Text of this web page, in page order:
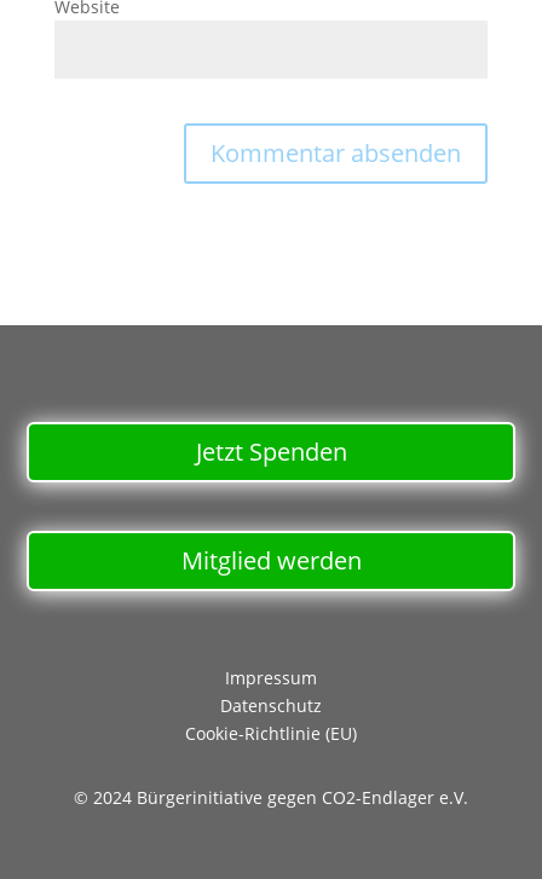
Website
Jetzt Spenden
Mitglied werden
Impressum
Datenschutz
Cookie-Richtlinie (EU)
© 2024 Bürgerinitiative gegen CO2-Endlager e.V.